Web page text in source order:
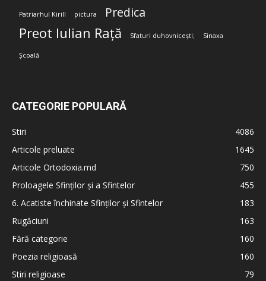
Patriarhul Kirill pictura Predica
Preot Iulian Rață Sfaturi duhovnicești; Sinaxa
Școală
CATEGORIE POPULARĂ
Stiri
4086
Articole preluate
1645
Articole Ortodoxia.md
750
Proloagele Sfinților și a Sfintelor
455
6. Acatiste închinate Sfinților și Sfintelor
183
Rugăciuni
163
Fără categorie
160
Poezia religioasă
160
Stiri religioase
79